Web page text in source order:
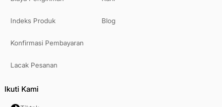
Indeks Produk
Konfirmasi Pembayaran
Lacak Pesanan
Blog
Ikuti Kami